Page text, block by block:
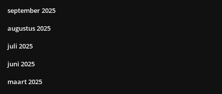
september 2025
augustus 2025
juli 2025
juni 2025
maart 2025